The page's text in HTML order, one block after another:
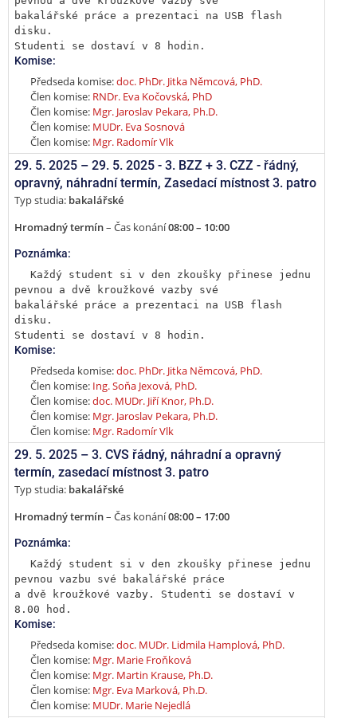
bakalářské práce a prezentaci na USB flash
disku.
Studenti se dostaví v 8 hodin.
Komise:
Předseda komise:doc. PhDr. Jitka Němcová, PhD.
Člen komise: RNDr. Eva Kočovská, PhD
Člen komise: Mgr. Jaroslav Pekara, Ph.D.
Člen komise: MUDr. Eva Sosnová
Člen komise: Mgr. Radomír Vlk
29. 5. 2025 – 29. 5. 2025 - 3. BZZ + 3. CZZ - řádný,
opravný, náhradní termín, Zasedací místnost 3. patro
Typ studia: bakalářské
Hromadný termín– Čas konání08:00 – 10:00
Poznámka:
Každý student si v den zkoušky přinese jednu
pevnou a dvě kroužkové vazby své
bakalářské práce a prezentaci na USB flash
disku.
Studenti se dostaví v 8 hodin.
Komise:
Předseda komise:doc. PhDr. Jitka Němcová, PhD.
Člen komise: Ing. Soňa Jexová, PhD.
Člen komise:doc. MUDr. Jiří Knor, Ph.D.
Člen komise: Mgr. Jaroslav Pekara, Ph.D.
Člen komise: Mgr. Radomír Vlk
29. 5. 2025 – 3. CVS řádný, náhradní a opravný
termín, zasedací místnost 3. patro
Typ studia: bakalářské
Hromadný termín– Čas konání08:00 – 17:00
Poznámka:
Každý student si v den zkoušky přinese jednu
pevnou vazbu své bakalářské práce
a dvě kroužkové vazby. Studenti se dostaví v
8.00 hod.
Komise:
Předseda komise:doc. MUDr. Lidmila Hamplová, PhD.
Člen komise: Mgr. Marie Froňková
Člen komise: Mgr. Martin Krause, Ph.D.
Člen komise: Mgr. Eva Marková, Ph.D.
Člen komise: MUDr. Marie Nejedlá